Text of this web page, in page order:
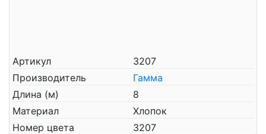
Артикул
3207
Производитель
Гамма
Длина (м)
8
Материал
Хлопок
Номер цвета
3207